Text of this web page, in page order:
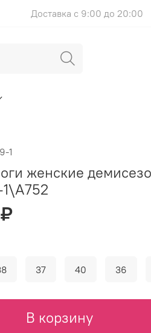
Доставка с 9:00 до 20:00
1
женские
В корзину
37 40 36